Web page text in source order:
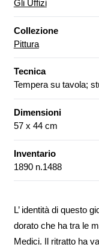
Gli Uffizi
Collezione
Pittura
Tecnica
Tempera su tavola;
Dimensioni
57 x 44 cm
Inventario
1890 n.1488
L’ identità di questo
dorato che ha tra le
Medici. Il ritratto ha